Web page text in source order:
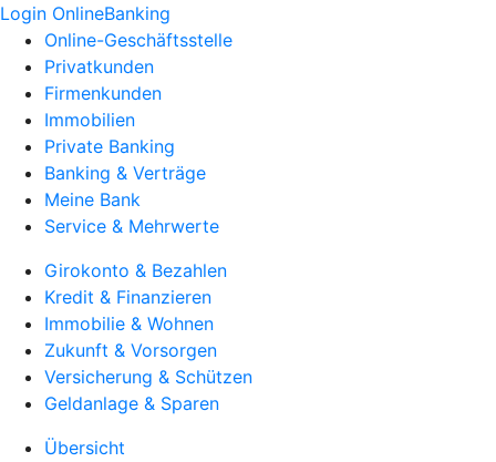
Login OnlineBanking
Online-Geschäftsstelle
Privatkunden
Firmenkunden
Immobilien
Private Banking
Banking & Verträge
Meine Bank
Service & Mehrwerte
Girokonto & Bezahlen
Kredit & Finanzieren
Immobilie & Wohnen
Zukunft & Vorsorgen
Versicherung & Schützen
Geldanlage & Sparen
Übersicht